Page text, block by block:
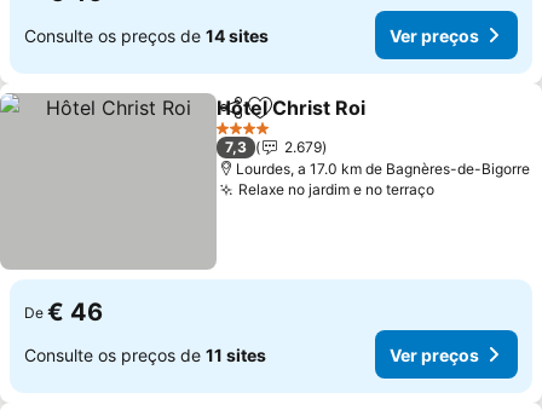
Consulte os preços de 14 sites Ver preços
PartilharAdicionar aos favoritos
Hôtel Christ Roi
4 Estrelas
7,3
2.679
Lourdes, a 17.0 km de Bagnères-de-Bigorre
Relaxe no jardim e no terraçoVer preços
De € 46
Consulte os preços de 11 sites Ver preços